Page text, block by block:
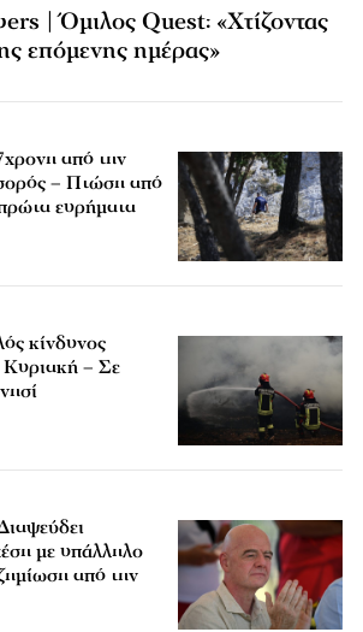
| Όμιλος Quest: «Χτίζοντας
επόμενης ημέρας»
από την
– Πτώση από
ευρήματα
κίνδυνος
Κυριακή – Σε
με υπάλληλο
από την